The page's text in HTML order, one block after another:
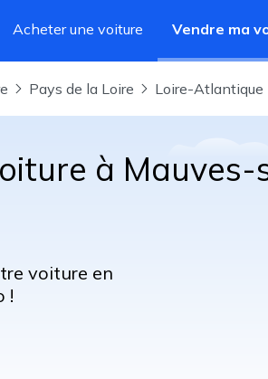
Acheter une voiture
Vendre ma
Pays de la Loire Loire-Atlantique
à Mauves-
voiture en
!